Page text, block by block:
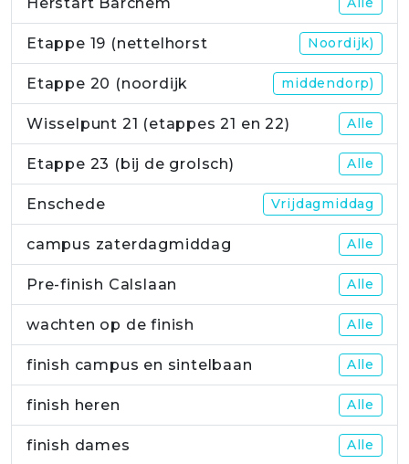
Etappe 19 (nettelhorst Noordijk)
Etappe 20 (noordijk middendorp)
Wisselpunt 21 (etappes 21 en 22) Alle
Etappe 23 (bij de grolsch) Alle
Enschede Vrijdagmiddag
campus zaterdagmiddag Alle
Pre-finish Calslaan Alle
wachten op de finish Alle
finish campus en sintelbaan Alle
finish heren Alle
finish dames Alle